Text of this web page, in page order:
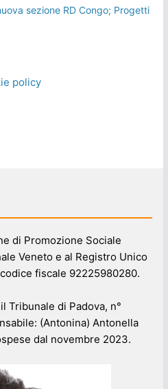
sezione RD Congo; Progetti
policy
di Promozione Sociale
Veneto e al Registro Unico
fiscale 92225980280.
Tribunale di Padova, n°
(Antonina) Antonella
dal novembre 2023.